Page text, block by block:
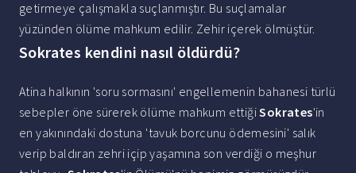
getirmeye çalışmakla suçlanmıştır. Bu suçlamalar
yüzünden ölüme mahkum edilir. Zehir içerek ölmüştür.
Sokrates kendini nasıl öldürdü?
Atina halkının 'soru sormasını' engellemenin bahanesi türlü
sebepler öne sürerek ölüme mahkum ettiğiSokrates'in
en yakınındaki dostuna 'tavuk borcunu ödemesini' salık
verip baldıran zehri içip yaşamına son verdiği o meşhur